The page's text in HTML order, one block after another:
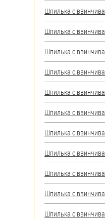
Пробки
Саморезы и
Стопорные
Такелаж
Хомуты
Шайбы
Шпильки
Шплинты
Штифты и
Шпилька c
Шпилька c
Шпилька c
Шпилька c
Шпилька c
Шпилька c
Шпилька c
Шпилька c
Шпилька c
Шпилька c
Шпилька c